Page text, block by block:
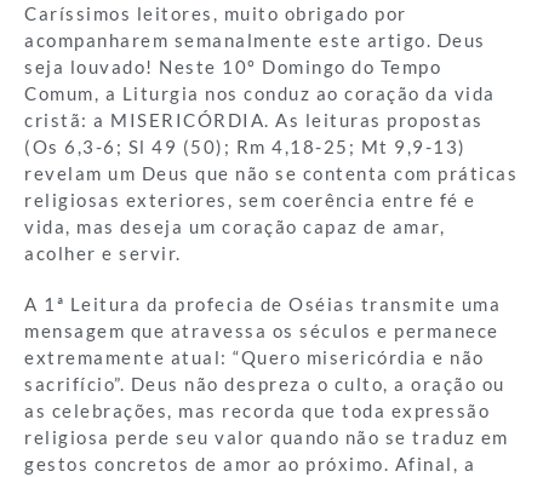
Caríssimos leitores, muito obrigado por
acompanharem semanalmente este artigo. Deus
seja louvado! Neste 10º Domingo do Tempo
Comum, a Liturgia nos conduz ao coração da vida
cristã: a MISERICÓRDIA. As leituras propostas
(Os 6,3-6; Sl 49 (50); Rm 4,18-25; Mt 9,9-13)
revelam um Deus que não se contenta com práticas
religiosas exteriores, sem coerência entre fé e
vida, mas deseja um coração capaz de amar,
acolher e servir.
A 1ª Leitura da profecia de Oséias transmite uma
mensagem que atravessa os séculos e permanece
extremamente atual: “Quero misericórdia e não
sacrifício”. Deus não despreza o culto, a oração ou
as celebrações, mas recorda que toda expressão
religiosa perde seu valor quando não se traduz em
gestos concretos de amor ao próximo. Afinal, a